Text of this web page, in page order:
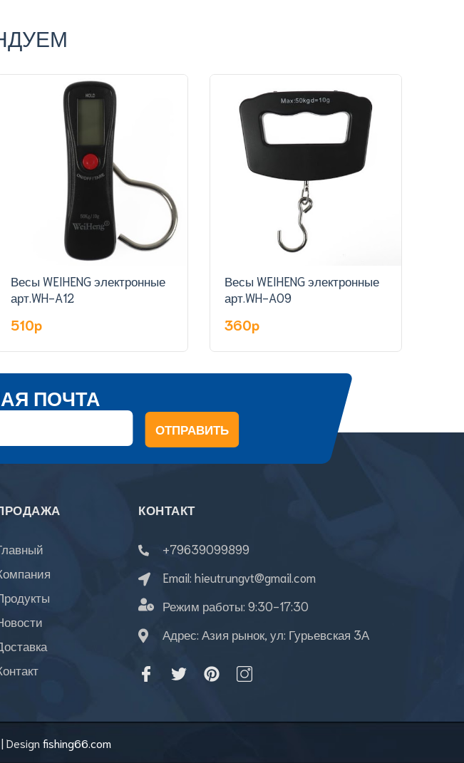
Весы WEIHENG электронные
арт.WH-A12
510p
Весы WEIHENG электронные
арт.WH-A09
360p
ПОЧТА
ОТПРАВИТЬ
КОНТАКТ
+79639099899
Email: hieutrungvt@gmail.com
Режим работы: 9:30-17:30
Адрес: Азия рынок, ул: Гурьевская 3А
| Design fishing66.com